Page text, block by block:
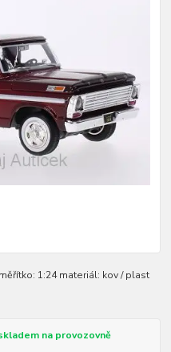
1:24 materiál: kov / plast
na provozovně